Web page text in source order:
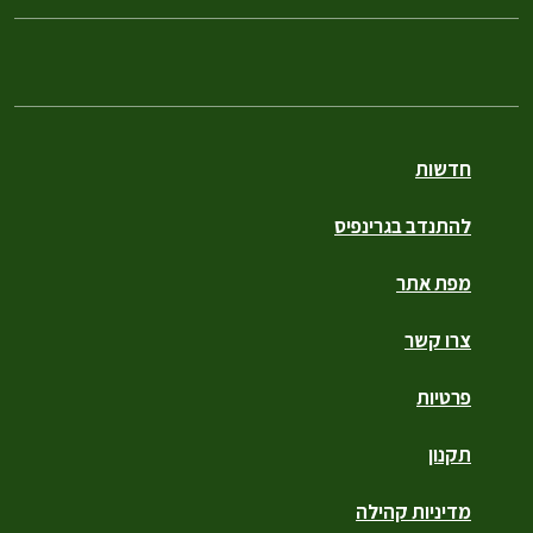
חדשות
להתנדב בגרינפיס
מפת אתר
צרו קשר
פרטיות
תקנון
מדיניות קהילה